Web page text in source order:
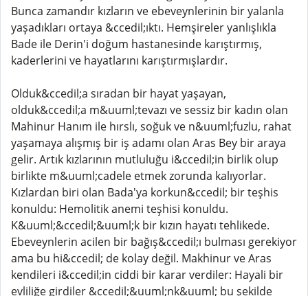
Bunca zamandır kızların ve ebeveynlerinin bir yalanla
yaşadıkları ortaya &ccedil;ıktı. Hemşireler yanlışlıkla
Bade ile Derin'i doğum hastanesinde karıştırmış,
kaderlerini ve hayatlarını karıştırmışlardır.
Olduk&ccedil;a sıradan bir hayat yaşayan,
olduk&ccedil;a m&uuml;tevazı ve sessiz bir kadın olan
Mahinur Hanım ile hırslı, soğuk ve n&uuml;fuzlu, rahat
yaşamaya alışmış bir iş adamı olan Aras Bey bir araya
gelir. Artık kızlarının mutluluğu i&ccedil;in birlik olup
birlikte m&uuml;cadele etmek zorunda kalıyorlar.
Kızlardan biri olan Bada'ya korkun&ccedil; bir teşhis
konuldu: Hemolitik anemi teşhisi konuldu.
K&uuml;&ccedil;&uuml;k bir kızın hayatı tehlikede.
Ebeveynlerin acilen bir bağış&ccedil;ı bulması gerekiyor
ama bu hi&ccedil; de kolay değil. Makhinur ve Aras
kendileri i&ccedil;in ciddi bir karar verdiler: Hayali bir
evliliğe girdiler &ccedil;&uuml;nk&uuml; bu şekilde